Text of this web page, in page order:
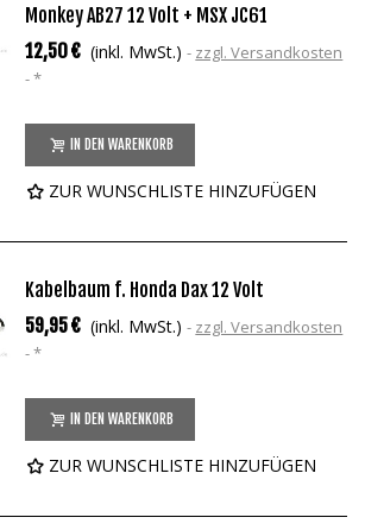
Monkey AB27 12 Volt + MSX JC61
12,50 € (inkl. MwSt.)
zzgl. Versandkosten
*
IN DEN WARENKORB
ZUR WUNSCHLISTE HINZUFÜGEN
Kabelbaum f. Honda Dax 12 Volt
59,95 € (inkl. MwSt.)
zzgl. Versandkosten
*
IN DEN WARENKORB
ZUR WUNSCHLISTE HINZUFÜGEN